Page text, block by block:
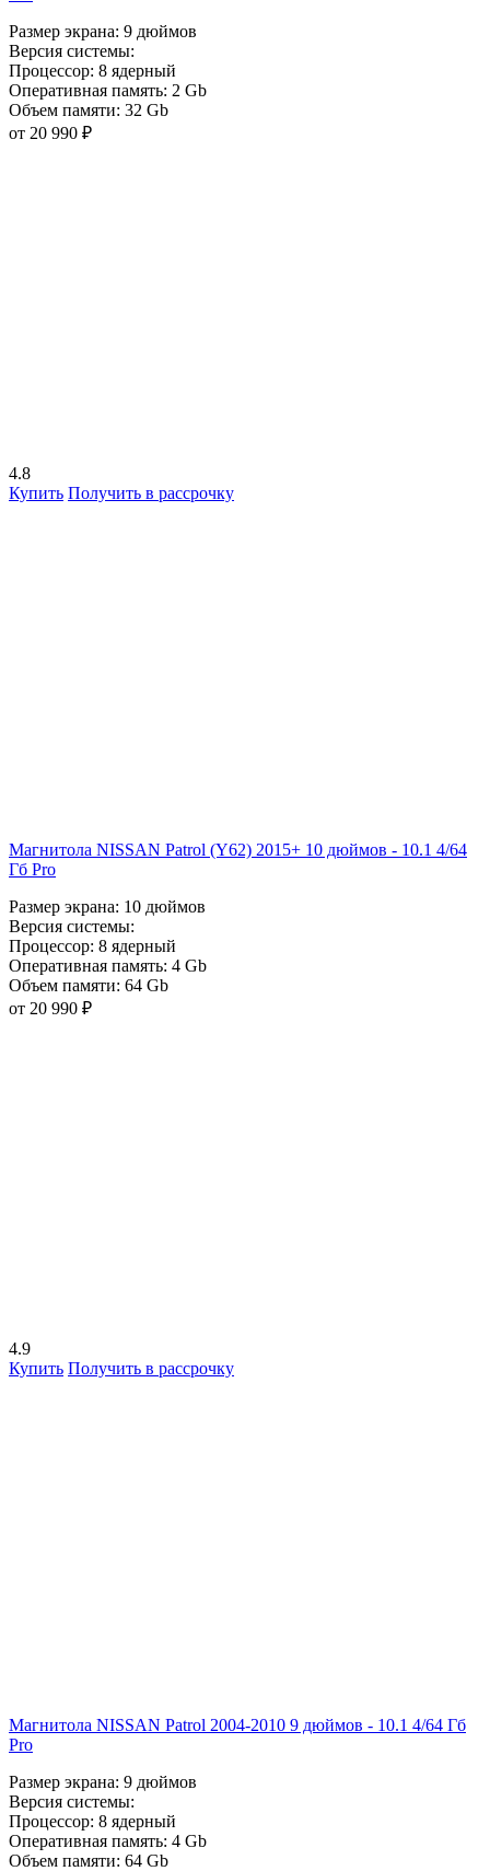
Размер экрана: 9 дюймов
Версия системы:
Процессор: 8 ядерный
Оперативная память: 2 Gb
Объем памяти: 32 Gb
от 20 990 ₽
4.8
Купить Получить в рассрочку
Магнитола NISSAN Patrol (Y62) 2015+ 10 дюймов - 10.1 4/64
Гб Pro
Размер экрана: 10 дюймов
Версия системы:
Процессор: 8 ядерный
Оперативная память: 4 Gb
Объем памяти: 64 Gb
от 20 990 ₽
4.9
Купить Получить в рассрочку
Магнитола NISSAN Patrol 2004-2010 9 дюймов - 10.1 4/64 Гб
Pro
Размер экрана: 9 дюймов
Версия системы:
Процессор: 8 ядерный
Оперативная память: 4 Gb
Объем памяти: 64 Gb